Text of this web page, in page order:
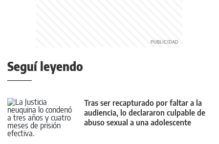
Seguí leyendo
Tras ser recapturado por faltar a la
audiencia, lo declararon culpable de
abuso sexual a una adolescente